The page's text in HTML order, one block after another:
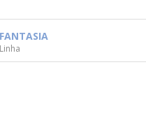
FANTASIA
Linha